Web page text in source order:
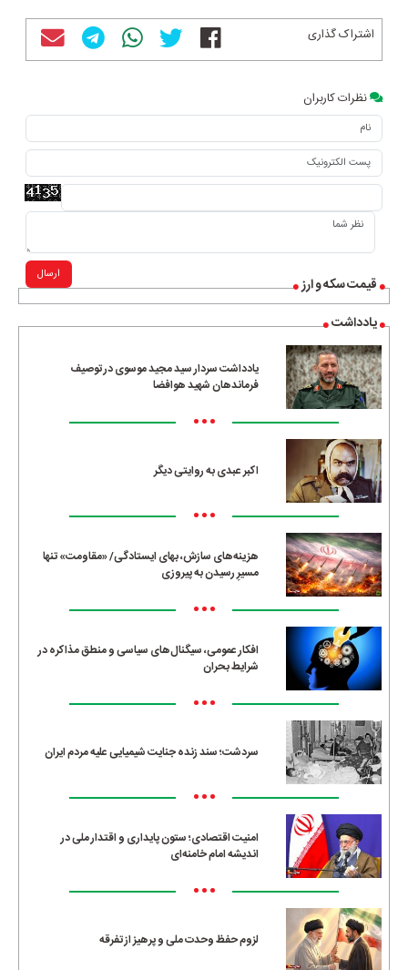
قیمت سکه و ارز
یادداشت
یادداشت سردار سید مجید موسوی در توصیف
فرماندهان شهید هوافضا
•••
اکبر عبدی به روایتی دیگر
•••
هزینه‌های سازش، بهای ایستادگی/ «مقاومت» تنها
مسیرِ رسیدن به پیروزی
•••
افکار عمومی، سیگنال‌های سیاسی و منطق مذاکره در
شرایط بحران
•••
سردشت؛ سند زنده جنایت شیمیایی علیه مردم ایران
•••
امنیت اقتصادی؛ ستون پایداری و اقتدار ملی در
اندیشه امام خامنه‌ای
•••
لزوم حفظ وحدت ملی و پرهیز از تفرقه
اشتراک گذاری
نظرات کاربران
ارسال